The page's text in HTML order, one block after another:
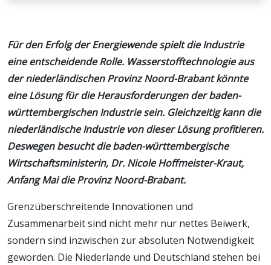
Für den Erfolg der Energiewende spielt die Industrie
eine entscheidende Rolle. Wasserstofftechnologie aus
der niederländischen Provinz Noord-Brabant könnte
eine Lösung für die Herausforderungen der baden-
württembergischen Industrie sein. Gleichzeitig kann die
niederländische Industrie von dieser Lösung profitieren.
Deswegen besucht die baden-württembergische
Wirtschaftsministerin, Dr. Nicole Hoffmeister-Kraut,
Anfang Mai die Provinz Noord-Brabant.
Grenzüberschreitende Innovationen und
Zusammenarbeit sind nicht mehr nur nettes Beiwerk,
sondern sind inzwischen zur absoluten Notwendigkeit
geworden. Die Niederlande und Deutschland stehen bei